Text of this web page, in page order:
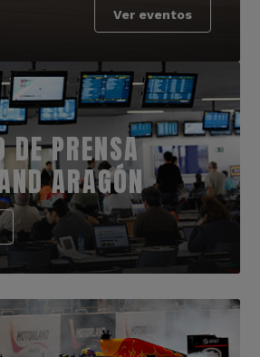
Ver eventos
DE PRENSA
ARAGÓN